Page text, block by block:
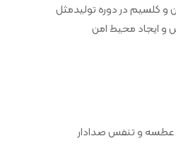
و کلسیم در دوره تولیدمثل
ایجاد محیط امن
عطسه و تنفس صدادار